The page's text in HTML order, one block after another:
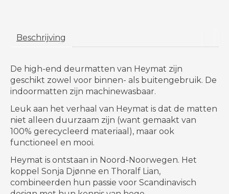
Beschrijving
De high-end deurmatten van Heymat zijn
geschikt zowel voor binnen- als buitengebruik. De
indoormatten zijn machinewasbaar.
Leuk aan het verhaal van Heymat is dat de matten
niet alleen duurzaam zijn (want gemaakt van
100% gerecycleerd materiaal), maar ook
functioneel en mooi.
Heymat is ontstaan ​​in Noord-Noorwegen. Het
koppel Sonja Djønne en Thoralf Lian,
combineerden hun passie voor Scandinavisch